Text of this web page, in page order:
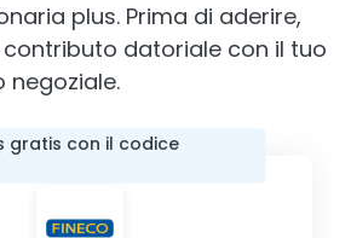
plus. Prima di aderire,
datoriale con il tuo
negoziale.
gratis con il codice